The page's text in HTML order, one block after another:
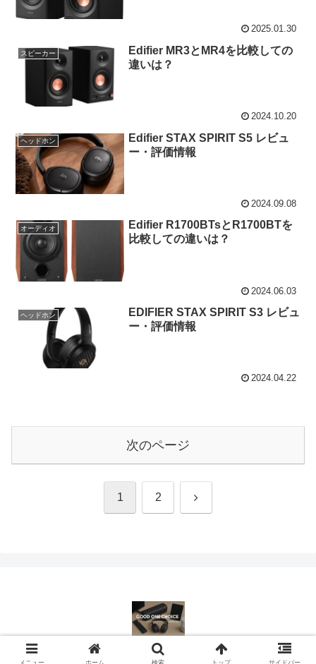
2025.01.30
スピーカー
Edifier MR3とMR4を比較しての
違いは？
2024.10.20
ヘッドホン
Edifier STAX SPIRIT S5 レビュ
ー・評価情報
2024.09.08
オーディオ
Edifier R1700BTsとR1700BTを
比較しての違いは？
2024.06.03
ヘッドホン
EDIFIER STAX SPIRIT S3 レビュ
ー・評価情報
2024.04.22
次のページ
1 2 次
© 2023-2026 Good One Choice.
メニュー ホーム 検索 トップ サイドバー